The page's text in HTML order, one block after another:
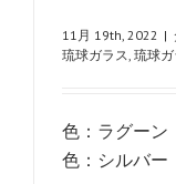
11月 19th, 2022 |
琉球ガラス 琉球
色：ラグー
色：シルバー